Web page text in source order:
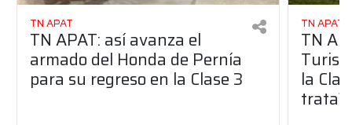
TN APAT
TN APAT: así avanza el
armado del Honda de Pernía
para su regreso en la Clase 3
TN APAT
TN
la
trata?